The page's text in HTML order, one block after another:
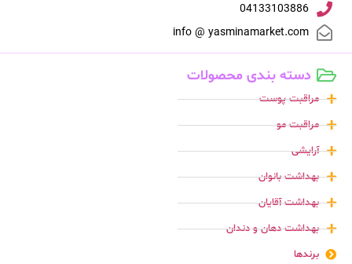
04133103886
info @ yasminamarket.com
دسته بندی محصولات
مراقبت پوست
مراقبت مو
آرایشی
بهداشت بانوان
بهداشت آقایان
بهداشت دهان و دندان
برندها